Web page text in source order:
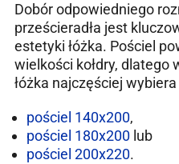
Dobór odpowiedniego
prześcieradła jest
estetyki łóżka. Pościel
wielkości kołdry, dlatego
łóżka najczęściej wybiera
pościel 140x200,
pościel 180x200 lub
pościel 200x220.